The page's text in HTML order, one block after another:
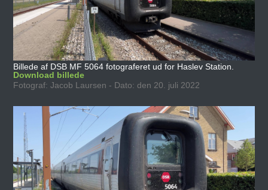
Billede af DSB MF 5064 fotograferet ud for Haslev Station.
Download billede
Fotograf: Jacob Laursen - Dato: den 20. juli 2022